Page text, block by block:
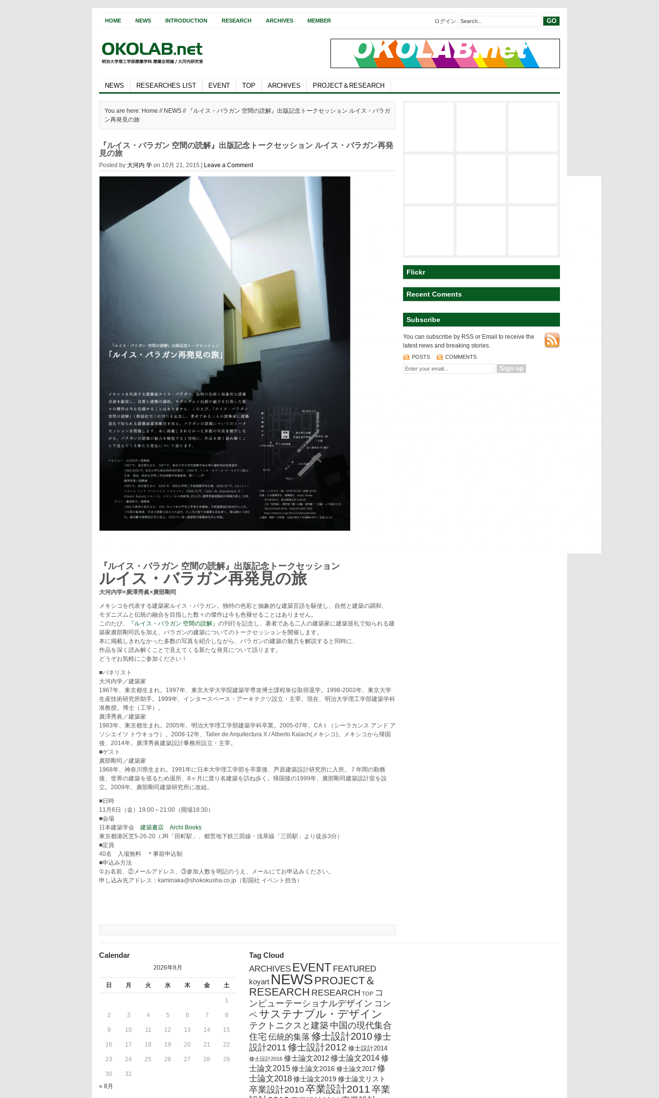
HOME NEWS INTRODUCTION RESEARCH ARCHIVES MEMBER ログイン
NEWS RESEARCHES LIST EVENT TOP ARCHIVES PROJECT＆RESEARCH
You are here: Home // NEWS // 『ルイス・バラガン 空間の読解』出版記念トークセッション ルイス・バラガ
ン再発見の旅
『ルイス・バラガン 空間の読解』出版記念トークセッション ルイス・バラガン再発
見の旅
Posted by 大河内 学 on 10月 21, 2015 | Leave a Comment
『ルイス・バラガン 空間の読解』出版記念トークセッション
ルイス・バラガン再発見の旅
大河内学×廣澤秀眞×廣部剛司
メキシコを代表する建築家ルイス・バラガン。独特の色彩と抽象的な建築言語を駆使し、自然と建築の調和、
モダニズムと伝統の融合を目指した数々の傑作は今も色褪せることはありません。
このたび、
『ルイス・バラガン 空間の読解』 の刊行を記念し、著者である二人の建築家に建築巡礼で知られる建
築家廣部剛司氏を加え、バラガンの建築についてのトークセッションを開催します。
本に掲載しきれなかった多数の写真を紹介しながら、バラガンの建築の魅力を解説すると同時に、
作品を深く読み解くことで見えてくる新たな発見について語ります。
どうぞお気軽にご参加ください！
■パネリスト
大河内学／建築家
1967年、東京都生まれ。1997年、東京大学大学院建築学専攻博士課程単位取得退学。1998-2002年、東京大学
生産技術研究所助手。1999年、インタースペース・アーキテクツ設立・主宰。現在、明治大学理工学部建築学科
准教授。博士（工学）。
廣澤秀眞／建築家
1983年、東京都生まれ。2005年、明治大学理工学部建築学科卒業。2005-07年、CAｔ（シーラカンス アンド ア
ソシエイツ トウキョウ）。2008-12年、Taller de Arquitectura X / Alberto Kalach(メキシコ)。メキシコから帰国
後、2014年。廣澤秀眞建築設計事務所設立・主宰。
■ゲスト
廣部剛司／建築家
1968年、神奈川県生まれ。1991年に日本大学理工学部を卒業後、芦原建築設計研究所に入所。７年間の勤務
後、世界の建築を巡るため退所、8ヶ月に渡り名建築を訪ね歩く。帰国後の1999年、廣部剛司建築設計室を設
立。2009年、廣部剛司建築研究所に改組。
■日時
11月6日（金）19:00～21:00（開場18:30）
■会場
日本建築学会 建築書店 Archi Books
東京都港区芝5-26-20（JR「田町駅」、都営地下鉄三田線・浅草線「三田駅」より徒歩3分）
■定員
40名 入場無料 ＊事前申込制
■申込み方法
①お名前、②メールアドレス、③参加人数を明記のうえ、メールにてお申込みください。
申し込み先アドレス：kaminaka@shokokusha.co.jp（彰国社 イベント担当）
Flickr
Recent Coments
Subscribe
You can subscribe by RSS or Email to receive the
latest news and breaking stories.
POSTS COMMENTS
Calendar
2026年8月
日 月 火 水 木 金 土
1
2 3 4 5 6 7 8
9 10 11 12 13 14 15
16 17 18 19 20 21 22
23 24 25 26 27 28 29
30
31
« 8月
Tag Cloud
ARCHIVES EVENT FEATURED
koyart NEWS PROJECT＆
RESEARCH RESEARCH TOP コ
ンピューテーショナルデザイン コン
ペ サステナブル・デザイン
テクトニクスと建築 中国の現代集合
住宅 伝統的集落 修士設計2010修士
設計2011修士設計2012 修士設計2014
修士設計2016 修士論文2012修士論文2014修
士論文2015修士論文2016 修士論文2017 修
士論文2018修士論文2019 修士論文リスト
卒業設計2010卒業設計2011卒業